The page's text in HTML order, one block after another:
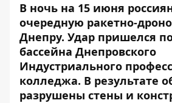
В ночь на 15 июня
очередную ракетно-
Днепру. Удар пришелся
бассейна Днепровского
Индустриального
колледжа. В результате
разрушены стены и